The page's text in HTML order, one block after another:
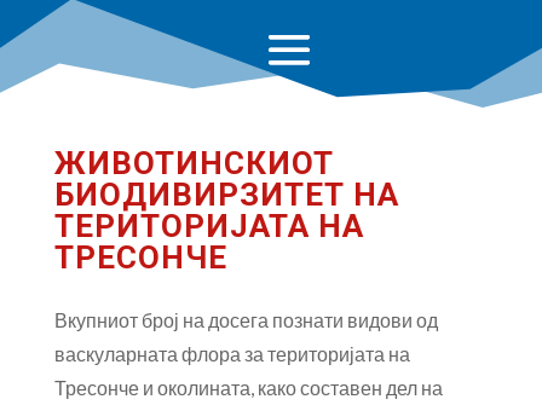
ЖИВОТИНСКИОТ
БИОДИВИРЗИТЕТ НА
ТЕРИТОРИЈАТА НА
ТРЕСОНЧЕ
Вкупниот број на досега познати видови од
васкуларната флора за територијата на
Тресонче и околината, како составен дел на